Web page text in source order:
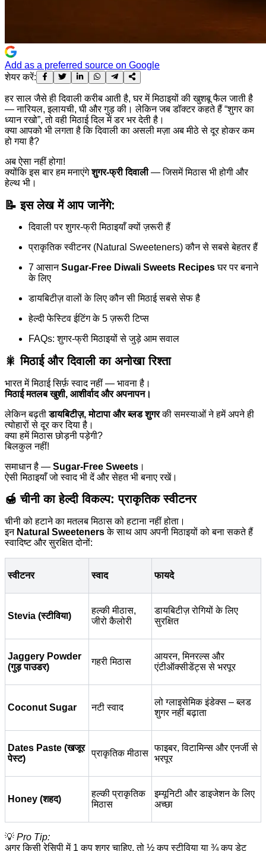
Add as a preferred source on Google
शेयर करें:
हर साल जैसे ही दिवाली करीब आती है, घर में मिठाइयों की खुशबू फैल जाती है
— नारियल, इलायची, घी और गुड़ की। लेकिन जब डॉक्टर कहते हैं “शुगर का
ध्यान रखो”, तो वही मिठाई दिल में डर भर देती है।
क्या आपको भी लगता है कि दिवाली का असली मज़ा अब मीठे से दूर होकर कम
हो गया है?
अब ऐसा नहीं होगा!
क्योंकि इस बार हम मनाएंगेशुगर-फ्री दिवाली— जिसमें मिठास भी होगी और
हेल्थ भी।
📝 इस लेख में आप जानेंगे:
दिवाली पर शुगर-फ्री मिठाइयाँ क्यों ज़रूरी हैं
प्राकृतिक स्वीटनर (Natural Sweeteners) कौन से सबसे बेहतर हैं
7 आसानSugar-Free Diwali Sweets Recipesघर पर बनाने
के लिए
डायबिटीज़ वालों के लिए कौन सी मिठाई सबसे सेफ है
हेल्दी फेस्टिव ईटिंग के 5 ज़रूरी टिप्स
FAQs: शुगर-फ्री मिठाइयों से जुड़े आम सवाल
🎇 मिठाई और दिवाली का अनोखा रिश्ता
भारत में मिठाई सिर्फ़ स्वाद नहीं — भावना है।
मिठाई मतलब खुशी, आशीर्वाद और अपनापन।
लेकिन बढ़तीडायबिटीज़, मोटापा और ब्लड शुगरकी समस्याओं ने हमें अपने ही
त्योहारों से दूर कर दिया है।
क्या हमें मिठास छोड़नी पड़ेगी?
बिलकुल नहीं!
समाधान है — Sugar-Free Sweets ।
ऐसी मिठाइयाँ जो स्वाद भी दें और सेहत भी बनाए रखें।
🍯 चीनी का हेल्दी विकल्प: प्राकृतिक स्वीटनर
चीनी को हटाने का मतलब मिठास को हटाना नहीं होता।
इन Natural Sweetenersके साथ आप अपनी मिठाइयों को बना सकते हैं
स्वादिष्ट और सुरक्षित दोनों:
स्वीटनर स्वाद फायदे
Stevia (स्टीविया)
हल्की मीठास,
जीरो कैलोरी
डायबिटीज़ रोगियों के लिए
सुरक्षित
Jaggery Powder
(गुड़ पाउडर)
गहरी मिठास
आयरन, मिनरल्स और
एंटीऑक्सीडेंट्स से भरपूर
Coconut Sugar नटी स्वाद
लो ग्लाइसेमिक इंडेक्स – ब्लड
शुगर नहीं बढ़ाता
Dates Paste (खजूर
पेस्ट)
प्राकृतिक मीठास
फाइबर, विटामिन्स और एनर्जी से
भरपूर
Honey (शहद)
हल्की प्राकृतिक
मिठास
इम्यूनिटी और डाइजेशन के लिए
अच्छा
💡 Pro Tip:
अगर किसी रेसिपी में 1 कप शुगर चाहिए, तो ½ कप स्टीविया या ¾ कप डेट